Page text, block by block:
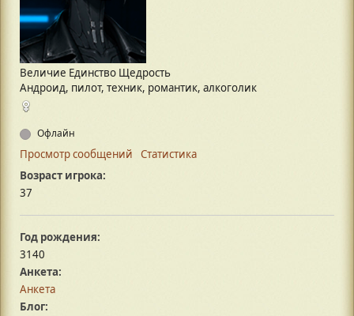
Величие Единство Щедрость
Андроид, пилот, техник, романтик, алкоголик
Офлайн
Просмотр сообщений
Статистика
Возраст игрока:
37
Год рождения:
3140
Анкета:
Анкета
Блог: